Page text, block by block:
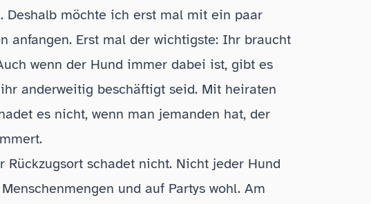
Deshalb möchte ich erst mal mit ein paar
anfangen. Erst mal der wichtigste: Ihr braucht
wenn der Hund immer dabei ist, gibt es
anderweitig beschäftigt seid. Mit heiraten
es nicht, wenn man jemanden hat, der
Rückzugsort schadet nicht. Nicht jeder Hund
und auf Partys wohl. Am